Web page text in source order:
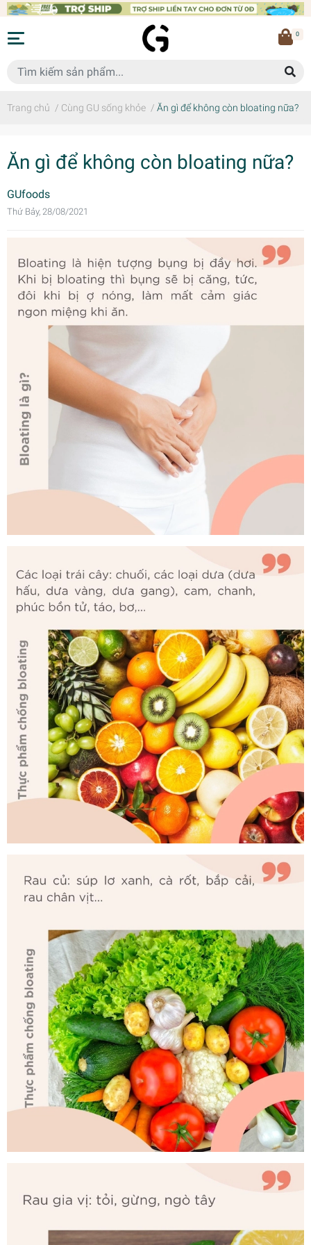
0
Trang chủ / Cùng GU sống khỏe / Ăn gì để không còn bloating nữa?
Ăn gì để không còn bloating nữa?
GUfoods
Thứ Bảy, 28/08/2021